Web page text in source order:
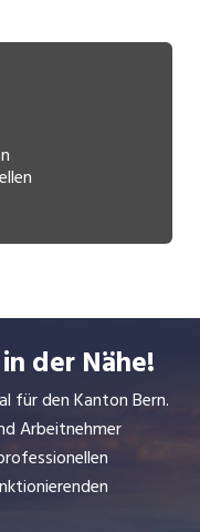
der Nähe!
für den Kanton Bern.
Arbeitnehmer